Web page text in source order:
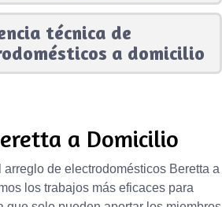
técnica de
a domicilio
a Domicilio
de electrodomésticos Beretta a
los trabajos más eficaces para